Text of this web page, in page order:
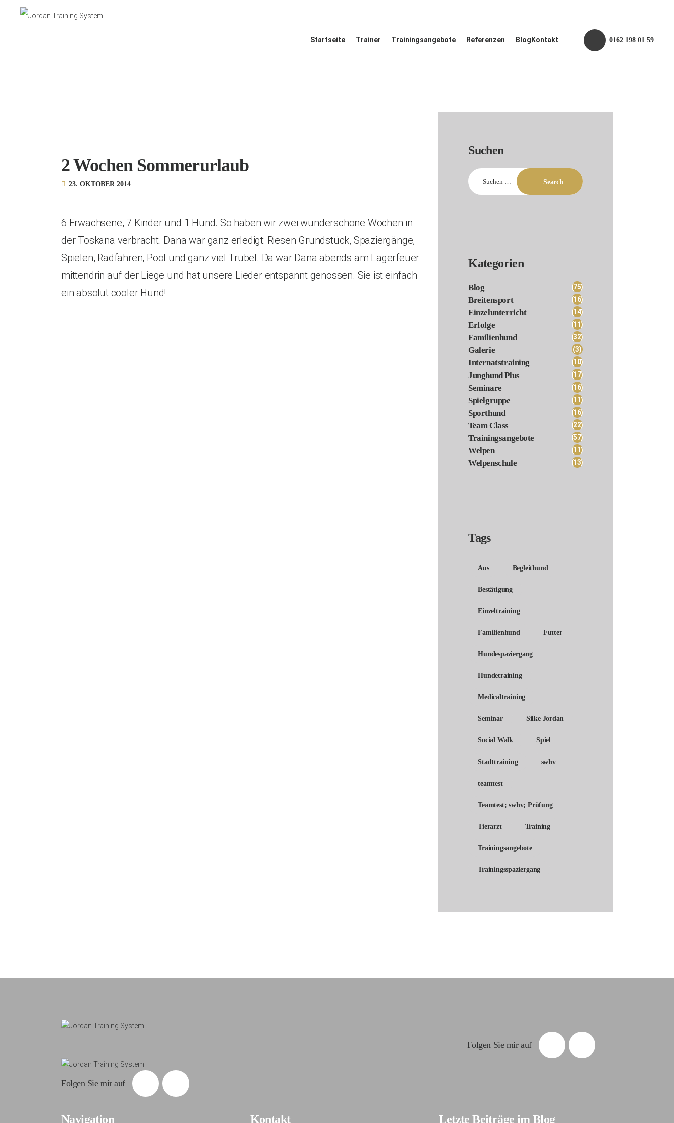
Startseite Trainer Trainingsangebote Referenzen Blog Kontakt 0162 198 01 59
Referenzen
Kontakt
2 Wochen Sommerurlaub
23. OKTOBER 2014
6 Erwachsene, 7 Kinder und 1 Hund. So haben wir zwei wunderschöne Wochen in
der Toskana verbracht. Dana war ganz erledigt: Riesen Grundstück, Spaziergänge,
Spielen, Radfahren, Pool und ganz viel Trubel. Da war Dana abends am Lagerfeuer
mittendrin auf der Liege und hat unsere Lieder entspannt genossen. Sie ist einfach
ein absolut cooler Hund!
Suchen
Suchen
nach:
Kategorien
Blog (75)
Breitensport (16)
Einzelunterricht (14)
Erfolge (11)
Familienhund (32)
Galerie (3)
Internatstraining (10)
Junghund Plus (17)
Seminare (16)
Spielgruppe (11)
Sporthund (16)
Team Class (22)
Trainingsangebote (57)
Welpen (11)
Welpenschule (13)
Tags
Aus Begleithund
Bestätigung
Einzeltraining
Familienhund Futter
Hundespaziergang
Hundetraining
Medicaltraining
Seminar Silke Jordan
Social Walk Spiel
Stadttraining swhv
teamtest
Teamtest; swhv; Prüfung
Tierarzt Training
Trainingsangebote
Trainingsspaziergang
Folgen Sie mir auf
Folgen Sie mir auf
Navigation Kontakt Letzte Beiträge im Blog